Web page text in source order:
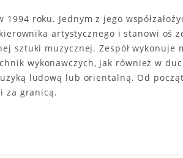
1994 roku. Jednym z jego
artystycznego i stanowi oś
sztuki muzycznej. Zespół
wykonawczych, jak również w
ludową lub orientalną. Od
za granicą.